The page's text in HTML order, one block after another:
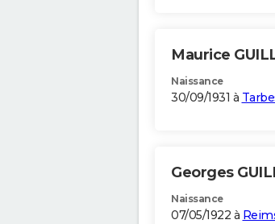
Maurice
Naissance
30/09/1931 à
Georges
Naissance
07/05/1922 à